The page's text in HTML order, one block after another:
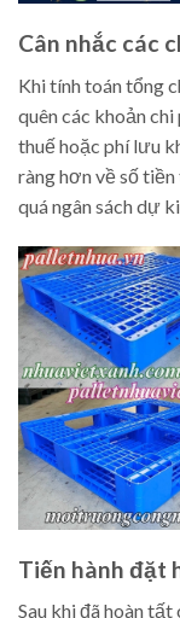
Cân nhắc các
Khi tính toán tổng
quên các khoản chi
thuế hoặc phí lưu
ràng hơn về số
quá ngân sách dự
Tiến hành đặt
Sau khi đã hoàn